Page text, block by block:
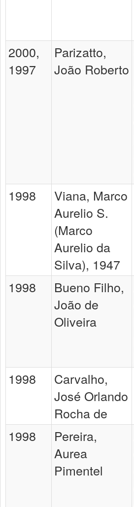
2000,
1997
Parizatto,
João Roberto
1998
Viana, Marco
Aurelio S.
(Marco
Aurelio da
Silva), 1947
1998
Bueno Filho,
João de
Oliveira
1998
Carvalho,
José Orlando
Rocha de
1998
Pereira,
Aurea
Pimentel